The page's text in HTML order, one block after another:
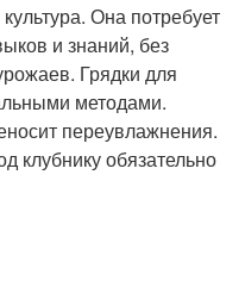
Она потребует
и знаний, без
Грядки для
методами.
переувлажнения.
клубнику обязательно